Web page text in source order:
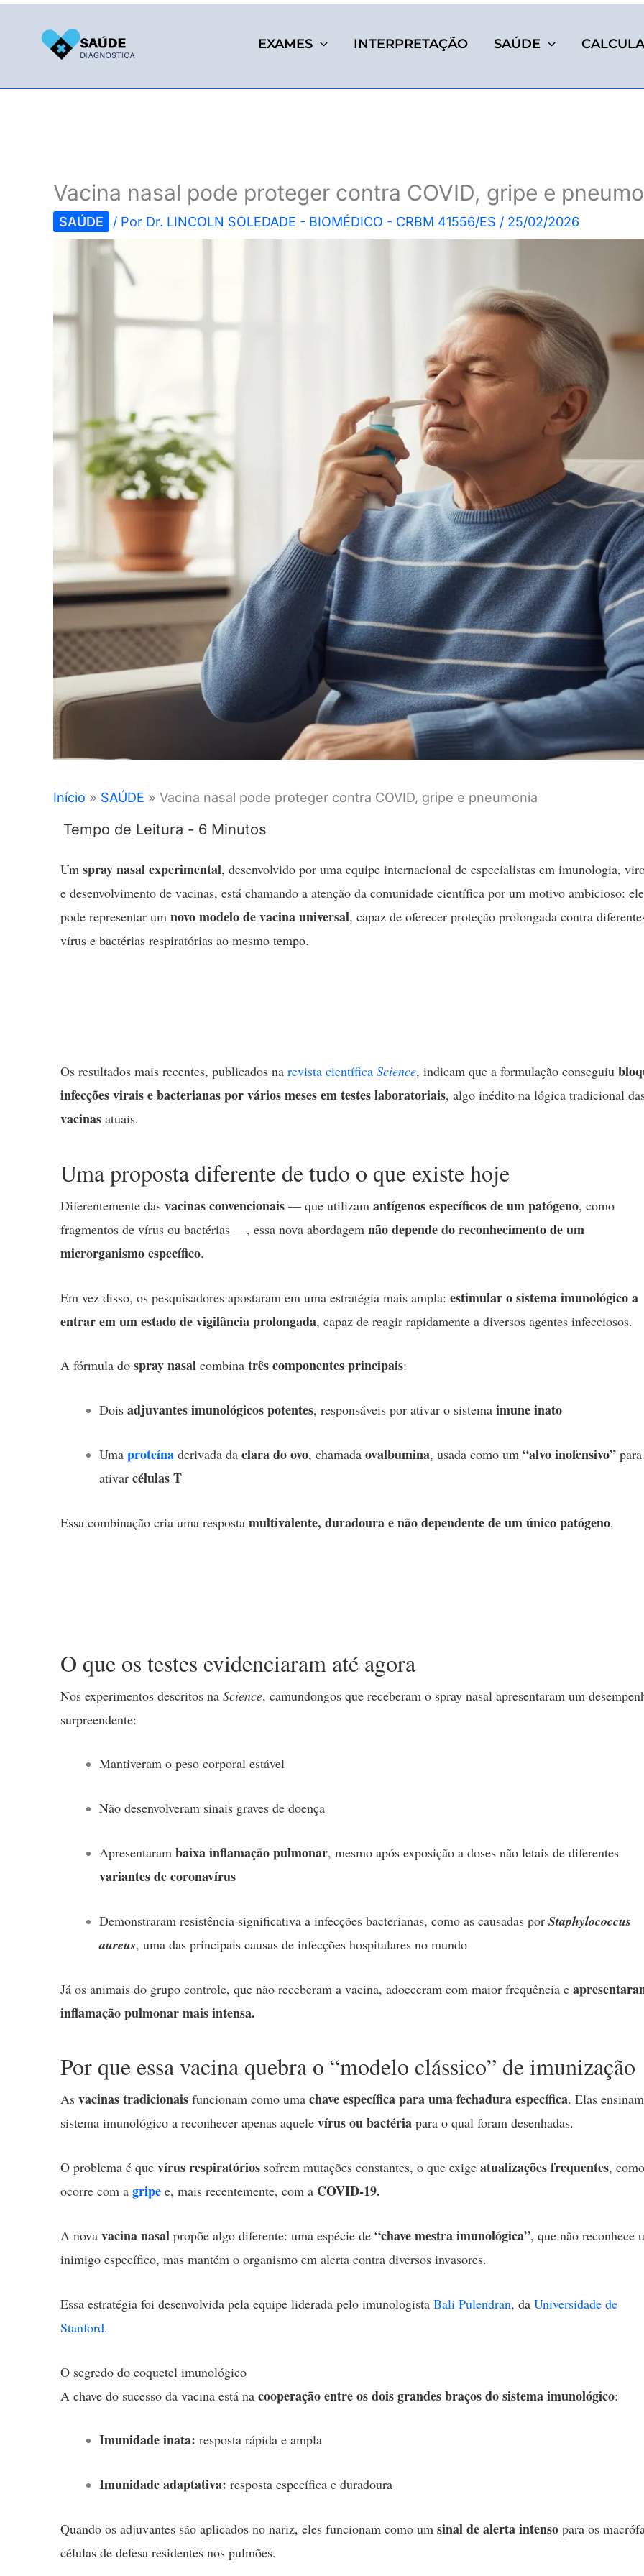
EXAMES INTERPRETAÇÃO SAÚDE
Vacina nasal pode proteger contra COVID, gripe e
SAÚDE / Por Dr. LINCOLN SOLEDADE - BIOMÉDICO - CRBM 41556/ES / 25/02/2026
Início SAÚDE Vacina nasal pode proteger contra COVID, gripe e pneumonia
Um spray nasal experimental, desenvolvido por uma equipe internacional de especialistas em imunologia,
e desenvolvimento de vacinas, está chamando a atenção da comunidade científica por um motivo ambicioso: ele
pode representar um novo modelo de vacina universal, capaz de oferecer proteção prolongada contra
vírus e bactérias respiratórias ao mesmo tempo.
Os resultados mais recentes, publicados na revista científica Science, indicam que a formulação conseguiu
infecções virais e bacterianas por vários meses em testes laboratoriais, algo inédito na lógica tradicional
vacinas atuais.
Uma proposta diferente de tudo o que existe hoje
Diferentemente das vacinas convencionais — que utilizam antígenos específicos de um patógeno, como
fragmentos de vírus ou bactérias —, essa nova abordagem não depende do reconhecimento de um
microrganismo específico.
Em vez disso, os pesquisadores apostaram em uma estratégia mais ampla: estimular o sistema imunológico a
entrar em um estado de vigilância prolongada, capaz de reagir rapidamente a diversos agentes infecciosos.
A fórmula do spray nasal combina três componentes principais:
Dois adjuvantes imunológicos potentes, responsáveis por ativar o sistema imune inato
Uma proteína derivada da clara do ovo, chamada ovalbumina, usada como um “alvo inofensivo” para
ativar células T
Essa combinação cria uma resposta multivalente, duradoura e não dependente de um único patógeno.
O que os testes evidenciaram até agora
Nos experimentos descritos na Science, camundongos que receberam o spray nasal apresentaram um
surpreendente:
Mantiveram o peso corporal estável
Não desenvolveram sinais graves de doença
Apresentaram baixa inflamação pulmonar, mesmo após exposição a doses não letais de diferentes
variantes de coronavírus
Demonstraram resistência significativa a infecções bacterianas, como as causadas por Staphylococcus
aureus, uma das principais causas de infecções hospitalares no mundo
Já os animais do grupo controle, que não receberam a vacina, adoeceram com maior frequência e
inflamação pulmonar mais intensa.
Por que essa vacina quebra o “modelo clássico” de imunização
As vacinas tradicionais funcionam como uma chave específica para uma fechadura específica. Elas
sistema imunológico a reconhecer apenas aquele vírus ou bactéria para o qual foram desenhadas.
O problema é que vírus respiratórios sofrem mutações constantes, o que exige atualizações frequentes, como
ocorre com a gripe e, mais recentemente, com a COVID-19.
A nova vacina nasal propõe algo diferente: uma espécie de “chave mestra imunológica”, que não reconhece
inimigo específico, mas mantém o organismo em alerta contra diversos invasores.
Essa estratégia foi desenvolvida pela equipe liderada pelo imunologista Bali Pulendran, da Universidade de
Stanford.
O segredo do coquetel imunológico
A chave do sucesso da vacina está na cooperação entre os dois grandes braços do sistema imunológico:
Imunidade inata: resposta rápida e ampla
Imunidade adaptativa: resposta específica e duradoura
Quando os adjuvantes são aplicados no nariz, eles funcionam como um sinal de alerta intenso para os
células de defesa residentes nos pulmões.